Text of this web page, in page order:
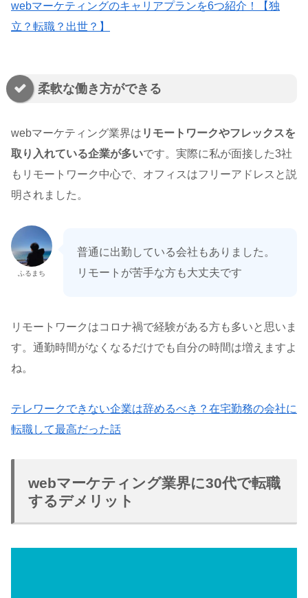
webマーケティングのキャリアプランを6つ紹介！【独
立？転職？出世？】
柔軟な働き方ができる
webマーケティング業界は リモートワークやフレックスを
取り入れている企業が多いです。実際に私が面接した3社
もリモートワーク中心で、オフィスはフリーアドレスと説
明されました。
ふるまち
普通に出勤している会社もありました。
リモートが苦手な方も大丈夫です
リモートワークはコロナ禍で経験がある方も多いと思いま
す。通勤時間がなくなるだけでも自分の時間は増えますよ
ね。
テレワークできない企業は辞めるべき？在宅勤務の会社に
転職して最高だった話
webマーケティング業界に30代で転職
するデメリット